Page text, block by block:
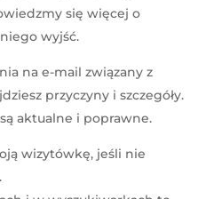
się więcej o
wyjść.
na e-mail związany z
przyczyny i szczegóły.
aktualne i poprawne.
wizytówkę, jeśli nie